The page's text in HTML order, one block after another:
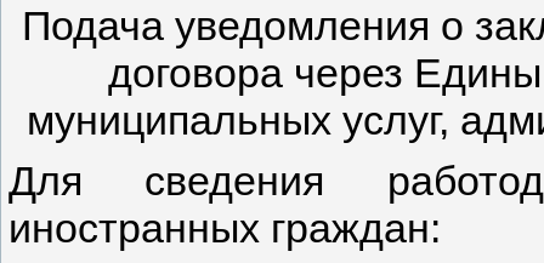
Подача уведомления о
договора через
муниципальных услуг,
Для сведения
иностранных граждан: